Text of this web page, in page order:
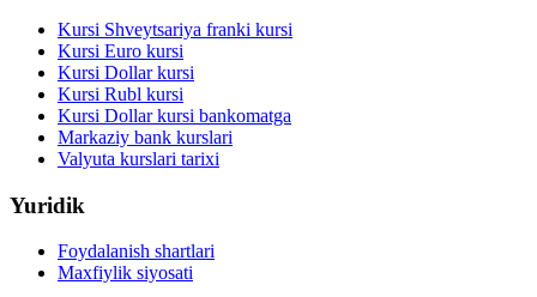
Kursi Shveytsariya franki kursi
Kursi Euro kursi
Kursi Dollar kursi
Kursi Rubl kursi
Kursi Dollar kursi bankomatga
Markaziy bank kurslari
Valyuta kurslari tarixi
Yuridik
Foydalanish shartlari
Maxfiylik siyosati